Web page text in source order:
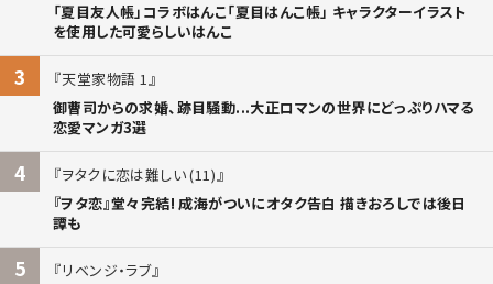
「夏目友人帳」コラボはんこ「夏目はんこ帳」 キャラクターイラスト
を使用した可愛らしいはんこ
3
天堂家物語 1
御曹司からの求婚、跡目騒動...大正ロマンの世界にどっぷりハマる
恋愛マンガ3選
4
ヲタクに恋は難しい (11)
『ヲタ恋』堂々完結! 成海がついにオタク告白 描きおろしでは後日
譚も
5
リベンジ・ラブ